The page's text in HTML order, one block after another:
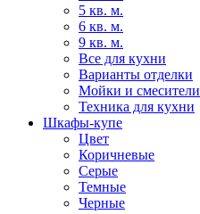
5 кв. м.
6 кв. м.
9 кв. м.
Все для кухни
Варианты отделки
Мойки и смесители
Техника для кухни
Шкафы-купе
Цвет
Коричневые
Серые
Темные
Черные